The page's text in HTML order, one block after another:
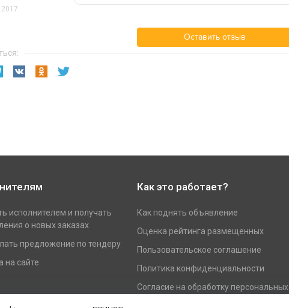
Оставить отзыв
исполнителем и получать
о новых заказах
предложение по тендеру
на сайте
Как это работает?
Как поднять объявление
Оценка рейтинга размещенных
Пользовательское соглашение
Политика конфиденциальности
Согласие на обработку персональных